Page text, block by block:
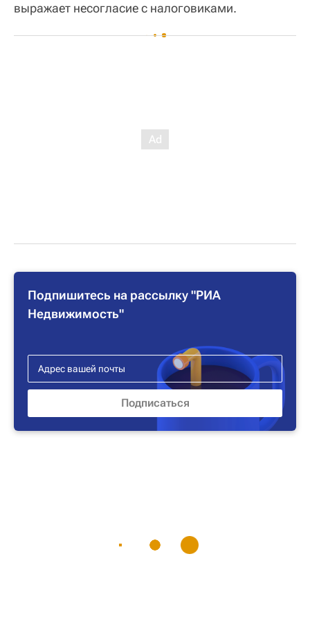
выражает несогласие с налоговиками.
Подпишитесь на рассылку "РИА
Недвижимость"